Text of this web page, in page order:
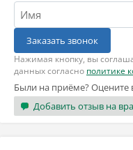
Заказать звонок
Нажимая кнопку, вы
данных согласно политике
Были на приёме? Оцените
Добавить отзыв на